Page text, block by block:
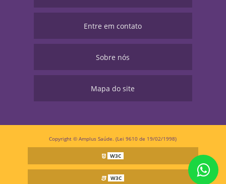
Entre em contato
Sobre nós
Mapa do site
Copyright © Amplus Saúde. (Lei 9610 de 19/02/1998)
W3C
W3C